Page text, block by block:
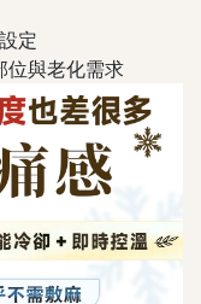
定
位與老化需求